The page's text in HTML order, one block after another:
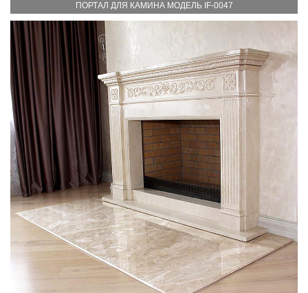
ПОРТАЛ ДЛЯ КАМИНА МОДЕЛЬ IF-0047